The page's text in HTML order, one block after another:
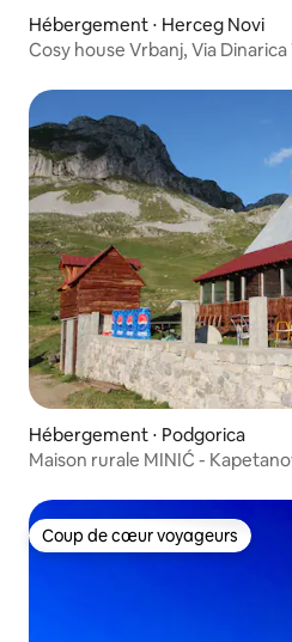
Hébergement ⋅ Herceg Novi
Cosy house Vrbanj, Via Dinarica
Hébergement ⋅ Podgorica
Maison rurale MINIĆ -
Coup de cœur voyageurs
Coup de cœur voyageurs